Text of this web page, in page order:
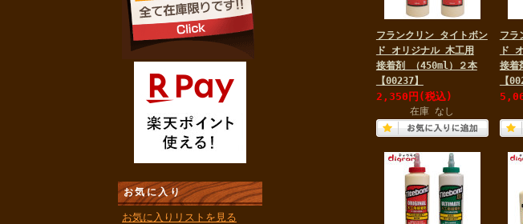
お気に入り
お気に入りリストを見る
フランクリン タイトボン
ド オリジナル 木工用
接着剤 （450ml）２本
【00237】
2,350円 (税込)
在庫 なし
フラ
ド
接着
【